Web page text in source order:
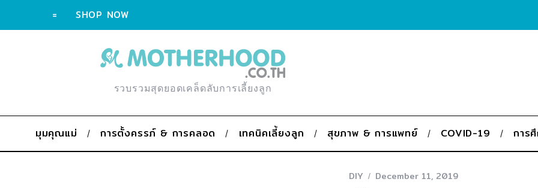
= SHOP NOW
รวบรวมสุดยอดเคล็ดลับการเลี้ยงลูก
มุมคุณแม่ การตั้งครรภ์ & การคลอด เทคนิคเลี้ยงลูก สุขภาพ & การแพทย์ COVID-19 การ
DIY December 11, 2019